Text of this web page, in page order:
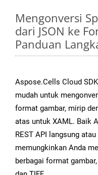
Mengonversi
dari JSON ke
Panduan
Aspose.Cells Cloud
mudah untuk
format gambar, mirip
atas untuk XAML. Baik
REST API langsung
memungkinkan Anda
berbagai format gambar,